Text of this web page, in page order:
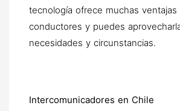
tecnología ofrece muchas ventajas
conductores y puedes
necesidades y circunstancias.
Intercomunicadores en Chile